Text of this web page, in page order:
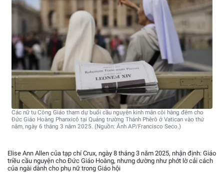
Các nữ tu Công Giáo tham dự buổi cầu nguyện kinh mân côi hàng đêm cho
Đức Giáo Hoàng Phanxicô tại Quảng trường Thánh Phêrô ở Vatican vào thứ
năm, ngày 6 tháng 3 năm 2025. (Nguồn: Ảnh AP/Francisco Seco.)
Elise Ann Allen của tạp chí Crux, ngày 8 tháng 3 năm 2025, nhận định: Giáo
triều cầu nguyện cho Đức Giáo Hoàng, nhưng dường như phớt lờ cải cách
của ngài dành cho phụ nữ trong Giáo hội